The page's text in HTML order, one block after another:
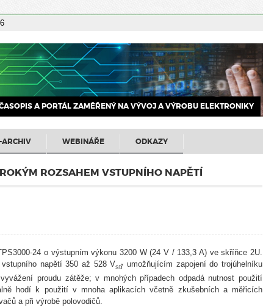
A PORTÁL ZAMĚŘENÝ NA VÝVOJ A VÝROBU ELEKTRONIKY
ARCHIV WEBINÁŘE ODKAZY
ROZSAHEM VSTUPNÍHO NAPĚTÍ
24 o výstupním výkonu 3200 W (24 V / 133,3 A) ve skříňce 2U.
napětí 350 až 528 Vstř umožňujícím zapojení do trojúhelníku
proudu zátěže; v mnohých případech odpadá nutnost použití
hodí k použití v mnoha aplikacích včetně zkušebních a měřicích
a při výrobě polovodičů.